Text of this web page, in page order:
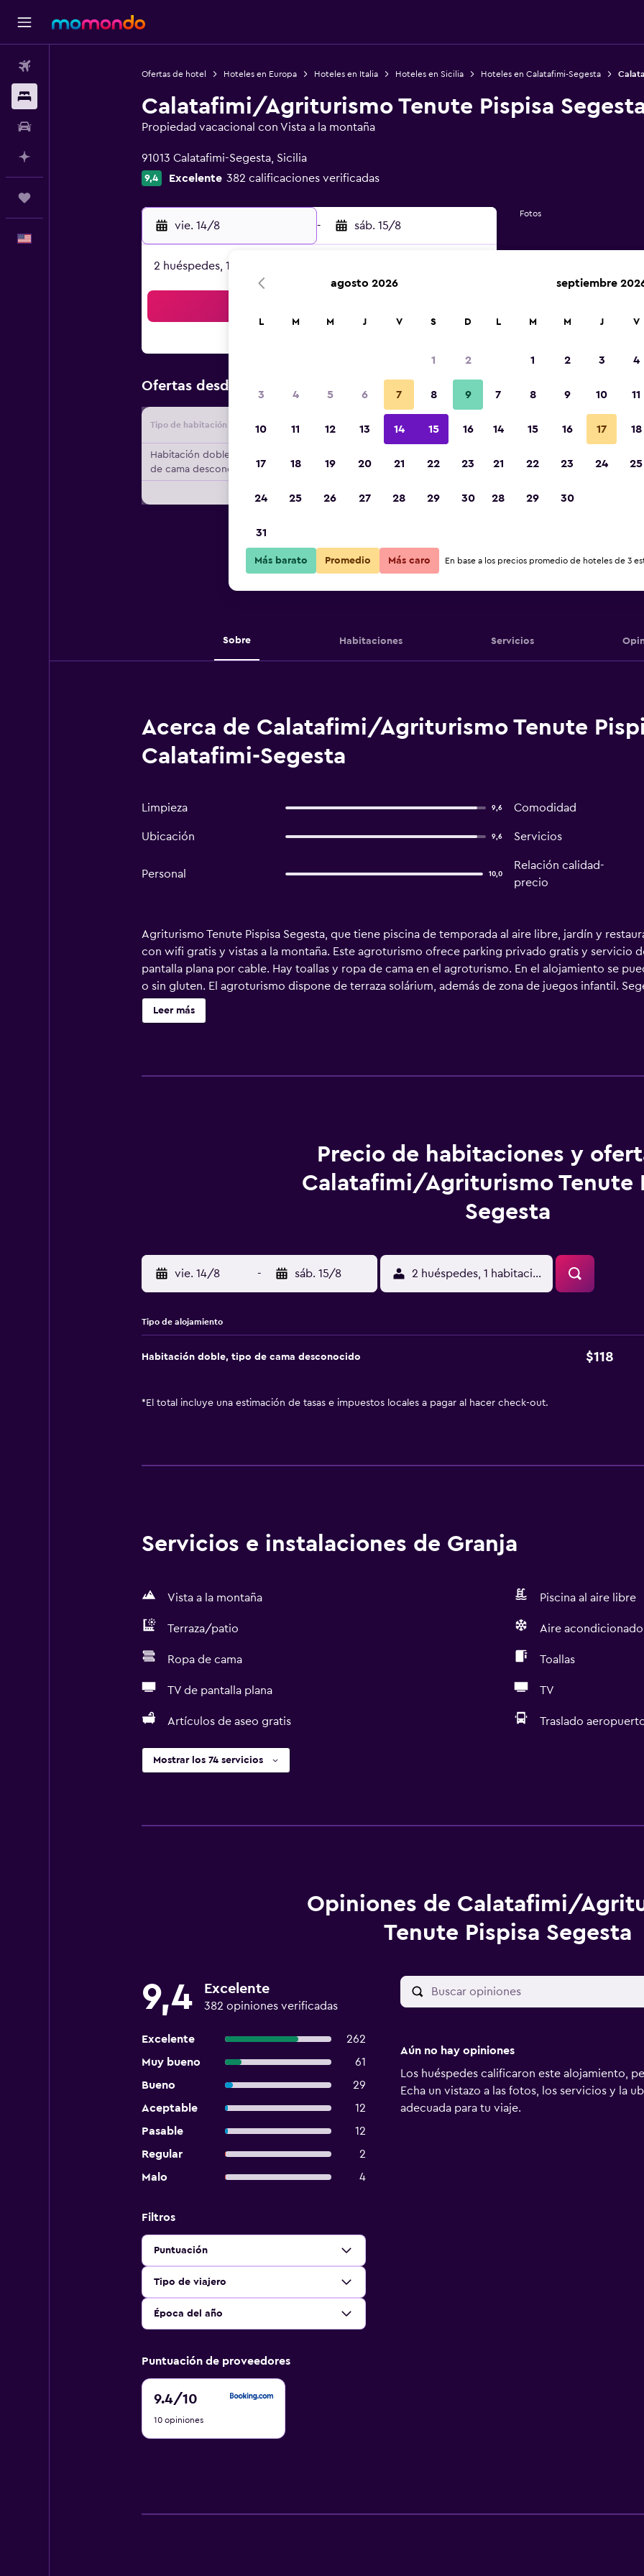
Ofertas de hotel Hoteles en Europa Hoteles en Italia Hoteles en Sicilia Hoteles en Calatafimi-Segesta
Calatafimi/Agriturismo Tenute Pispisa
Propiedad vacacional con Vista a la montaña
91013 Calatafimi-Segesta, Sicilia
9,4 Excelente 382 calificaciones verificadas
vie. 14/8 - sáb. 15/8
2 huéspedes, 1 habitación
Ofertas desde Oferta más barata de precio por noche
Tipo de habitación Proveedor Total noche
Habitación doble, tipo
de cama desconocido
$118 Ver oferta
Fotos
Sobre Habitaciones Servicios
Acerca de Calatafimi/Agriturismo Tenute
Calatafimi-Segesta
Limpieza 9,6 Comodidad
Ubicación 9,6 Servicios
Personal 10,0
Relación calidad-
precio
Agriturismo Tenute Pispisa Segesta, que tiene piscina de temporada al aire libre, jardín y
con wifi gratis y vistas a la montaña. Este agroturismo ofrece parking privado gratis y servicio
pantalla plana por cable. Hay toallas y ropa de cama en el agroturismo. En el alojamiento se
o sin gluten. El agroturismo dispone de terraza solárium, además de zona de juegos infantil.
termales de Segesta está a 14 km. El aeropuerto (Aeropuerto de Trapani) está a 38 km.
Leer más
Precio de habitaciones y
Calatafimi/Agriturismo Tenute
Segesta
vie. 14/8 - sáb. 15/8 2 huéspedes, 1 habitación
Tipo de alojamiento
Habitación doble, tipo de cama desconocido $118
* El total incluye una estimación de tasas e impuestos locales a pagar al hacer check-out.
Servicios e instalaciones de Granja
Vista a la montaña Piscina al aire libre
Terraza/patio Aire acondicionado
Ropa de cama Toallas
TV de pantalla plana TV
Artículos de aseo gratis Traslado
Mostrar los 74 servicios
Opiniones de Calatafimi/
Tenute Pispisa Segesta
9,4 Excelente
382 opiniones verificadas
Excelente
262
Muy bueno
61
Bueno
29
Aceptable
12
Pasable
12
Regular
2
Malo
4
Filtros
Puntuación
Tipo de viajero
Época del año
Puntuación de proveedores
9.4/10
9.4
10
10 opiniones
Aún no hay opiniones
Los huéspedes calificaron este alojamiento,
Echa un vistazo a las fotos, los servicios y la
adecuada para tu viaje.
agosto 2026
L M M J V S D
1 2
3 4 5 6 7 8 9
10 11 12 13 14 15 16
17 18 19 20 21 22 23
24 25 26 27 28 29 30
31
septiembre
L M M J V
1 2 3 4
7 8 9 10 11
14 15 16 17 18
21 22 23 24 25
28 29 30
Más barato Promedio Más caro En base a los precios promedio de hoteles de 3